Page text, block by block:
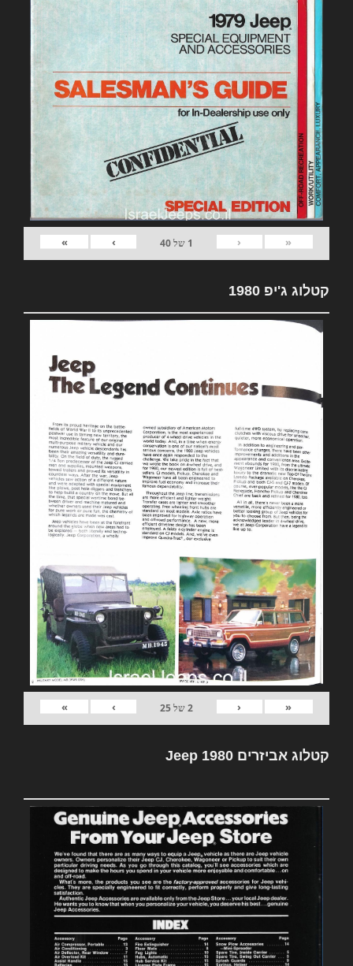
«
‹
1 של40
›
»
קטלוג ג'יפ 1980
«
‹
2של25
›
»
קטלוג אביזרים Jeep 1980